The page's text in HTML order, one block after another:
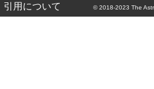
引用について © 2018-2023 The